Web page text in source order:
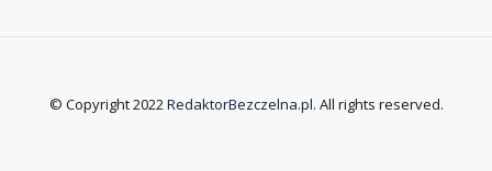
© Copyright 2022RedaktorBezczelna.pl. All rights reserved.